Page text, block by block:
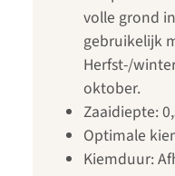
volle grond
gebruikelijk
Herfst-/
oktober.
Zaaidiepte:
Optimale
Kiemduur: